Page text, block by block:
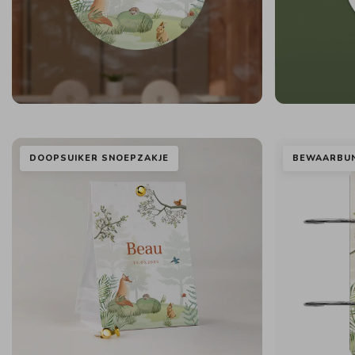
DOOPSUIKER SNOEPZAKJE